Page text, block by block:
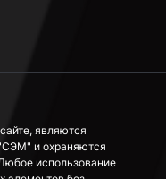
являются
и охраняются
использование